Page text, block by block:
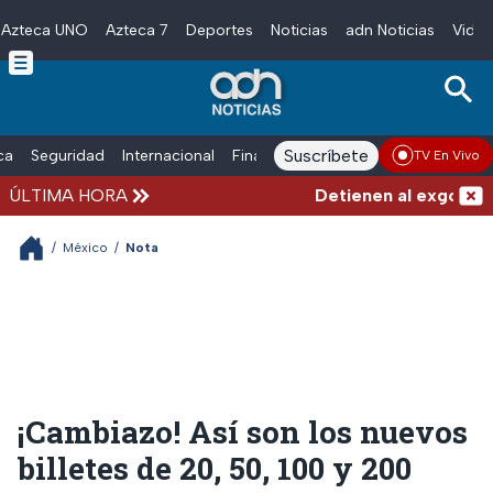
Skip to main content
Azteca UNO Azteca 7 Deportes Noticias adn Noticias
Seguridad Internacional Finanzas adn Noticias Radio
Suscríbete TV En Vivo
ÚLTIMA HORA Detienen al
/ México / Nota
¡Cambiazo! Así son los nuevos
billetes de 20, 50, 100 y 200